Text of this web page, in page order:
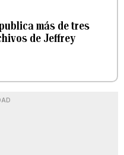
más de tres
de Jeffrey